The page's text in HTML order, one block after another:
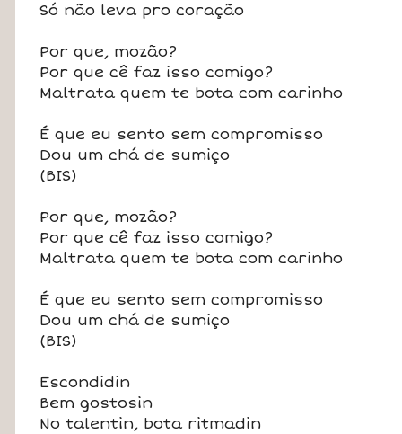
Só não leva pro coração
Por que, mozão?
Por que cê faz isso comigo?
Maltrata quem te bota com carinho
É que eu sento sem compromisso
Dou um chá de sumiço
(BIS)
Por que, mozão?
Por que cê faz isso comigo?
Maltrata quem te bota com carinho
É que eu sento sem compromisso
Dou um chá de sumiço
(BIS)
Escondidin
Bem gostosin
No talentin, bota ritmadin